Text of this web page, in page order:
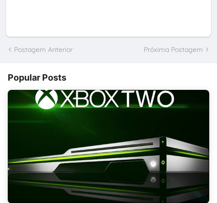
Postagem Anterior Próxima Postagem
Popular Posts